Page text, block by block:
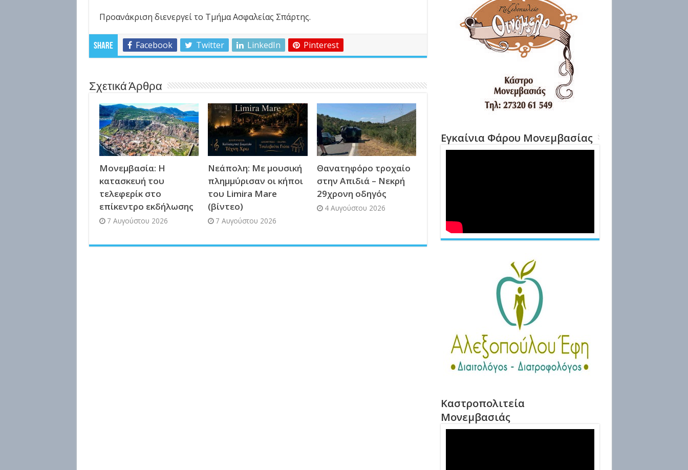
Προανάκριση διενεργεί το Τμήμα Ασφαλείας Σπάρτης.
Share Facebook Twitter LinkedIn Pinterest
Σχετικά Άρθρα
Μονεμβασία: Η
κατασκευή του
τελεφερίκ στο
επίκεντρο εκδήλωσης
7 Αυγούστου 2026
Νεάπολη: Με μουσική
πλημμύρισαν οι κήποι
του Limira Mare
(βίντεο)
7 Αυγούστου 2026
Θανατηφόρο τροχαίο
στην Απιδιά – Νεκρή
29χρονη οδηγός
4 Αυγούστου 2026
Εγκαίνια Φάρου Μονεμβασίας
Καστροπολιτεία
Μονεμβασιάς